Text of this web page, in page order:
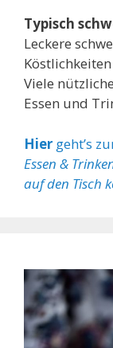
Typisch
Leckere
Viele
Essen und
Hier geht’s
Essen &
auf den Tisch